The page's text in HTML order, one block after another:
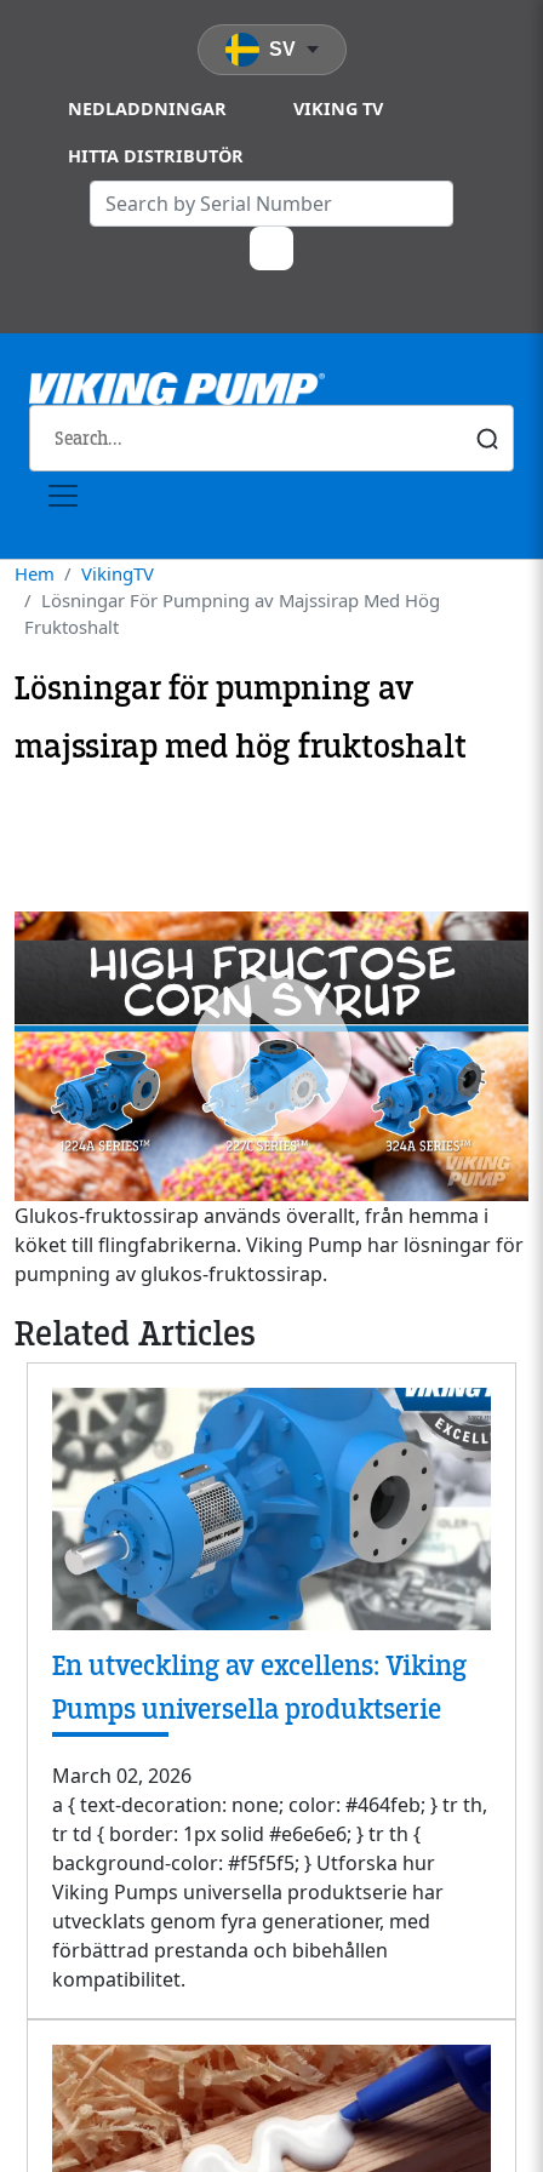
NEDLADDNINGAR VIKING TV
HITTA DISTRIBUTÖR
SV
Hem
VikingTV
Lösningar För Pumpning av Majssirap Med Hög
Fruktoshalt
Lösningar för pumpning av
majssirap med hög fruktoshalt
Glukos-fruktossirap används överallt, från hemma i
köket till flingfabrikerna. Viking Pump har lösningar för
pumpning av glukos-fruktossirap.
Related Articles
En utveckling av excellens: Viking
Pumps universella produktserie
March 02, 2026
a { text-decoration: none; color: #464feb; } tr th,
tr td { border: 1px solid #e6e6e6; } tr th {
background-color: #f5f5f5; } Utforska hur
Viking Pumps universella produktserie har
utvecklats genom fyra generationer, med
förbättrad prestanda och bibehållen
kompatibilitet.